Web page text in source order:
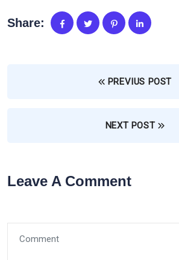
Share:
PREVIUS POST
NEXT POST
Leave A Comment